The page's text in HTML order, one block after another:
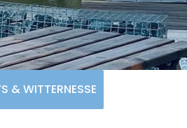
WITTERNESSE